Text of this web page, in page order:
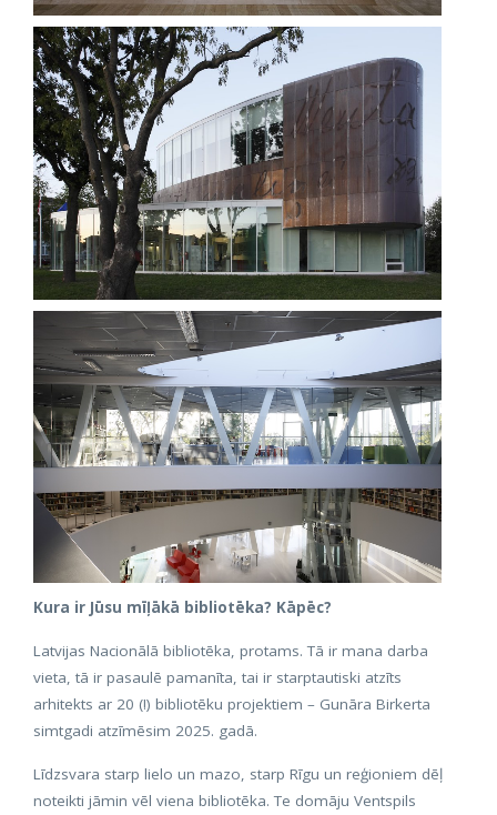
Kura ir Jūsu mīļākā bibliotēka? Kāpēc?
Latvijas Nacionālā bibliotēka, protams. Tā ir mana darba
vieta, tā ir pasaulē pamanīta, tai ir starptautiski atzīts
arhitekts ar 20 (!) bibliotēku projektiem – Gunāra Birkerta
simtgadi atzīmēsim 2025. gadā.
Līdzsvara starp lielo un mazo, starp Rīgu un reģioniem dēļ
noteikti jāmin vēl viena bibliotēka. Te domāju Ventspils